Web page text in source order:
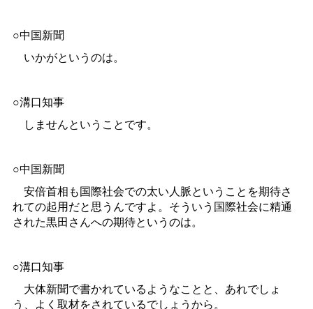
○中国新聞
いかがというのは。
○溝口知事
しませんということです。
○中国新聞
安倍首相も国際社会での太い人脈ということを期待さ
れての起用だと思うんですよ。そういう国際社会に精通
された黒田さんへの期待というのは。
○溝口知事
大体新聞で書かれているようなことと、あれでしょ
う、よく取材をされているでしょうから。